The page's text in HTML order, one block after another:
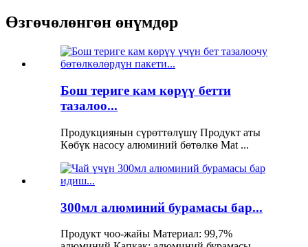
Өзгөчөлөнгөн өнүмдөр
Бош териге кам көрүү бетти
тазалоо...
Продукциянын сүрөттөлүшү Продукт аты
Көбүк насосу алюминий бөтөлкө Mat ...
300мл алюминий бурамасы бар...
Продукт чоо-жайы Материал: 99,7%